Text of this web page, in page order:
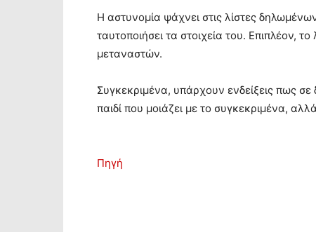
Η αστυνομία ψάχνει στις λίστες
ταυτοποιήσει τα στοιχεία του. Επιπλέον,
μεταναστών.
Συγκεκριμένα, υπάρχουν ενδείξεις πως
παιδί που μοιάζει με το συγκεκριμένα,
Πηγή